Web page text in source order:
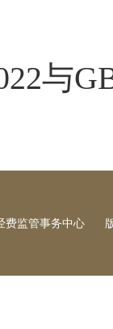
与
费监管事务中心